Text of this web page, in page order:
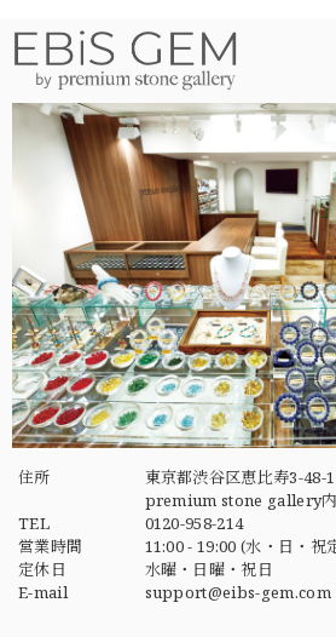
住所
東京都渋谷区恵比寿3-48-
premium stone gallery内
TEL
0120-958-214
営業時間
11:00 - 19:00 (水・日・祝
定休日
水曜・日曜・祝日
E-mail
support@eibs-gem.com